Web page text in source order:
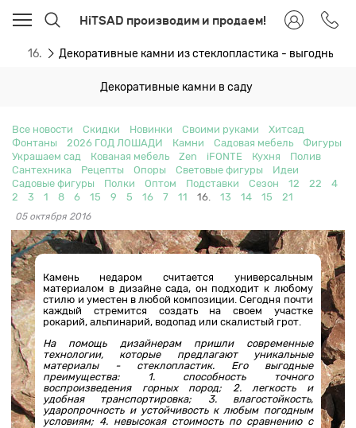
HiTSAD производим и продаем!
16. Декоративные камни из стеклопластика - выгодные
Декоративные камни в саду
Все новости Скидки Новинки Своими руками
Хитсад
Фонтаны
2026 ГОД ЛОШАДИ Камни Садовая мебель
Фигуры
Украшаем сад
Кованая мебель Zen iFONTE Кухня
Полив
Сантехника
Рецепты Опоры Световые фигуры
Идеи
Садовые фигуры
Полки Оптом Подставки Сезон 12 22
4
2
3 1 8 6 15 9 5 16 7 11 16. 13 14 15 21
05 октября 2016
Камень недаром считается универсальным
материалом в дизайне сада, он подходит к любому
стилю и уместен в любой композиции. Сегодня почти
каждый стремится создать на своем участке
рокарий, альпинарий, водопад или скалистый грот.
На помощь дизайнерам пришли современные
технологии, которые предлагают уникальные
материалы - стеклопластик. Его выгодные
преимущества: 1. способность точного
воспроизведения горных пород; 2. легкость и
удобная транспортировка; 3. влагостойкость,
ударопрочность и устойчивость к любым погодным
условиям; 4. невысокая стоимость по сравнению с